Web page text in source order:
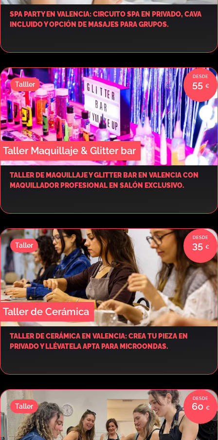
SPA PARTY EN VALENCIA: CIRCUITO SPA EN PRIVADO, CAVA
INCLUIDO Y OPCIÓN DE MASAJES PARA GRUPOS.
Taller Maquillaje & Glitter bar
55
Talller
TALLER DE MAQUILLAJE Y GLITTER BAR EN VALENCIA CON
MAQUILLADOR PROFESIONAL EN SALÓN EXCLUSIVO.
Taller de Cerámica
35
Taller
TALLER DE CERÁMICA EN VALENCIA: CREA TU PIEZA EN
PRIVADO Y LLÉVATELA APTA PARA MICROONDAS.
60
Taller